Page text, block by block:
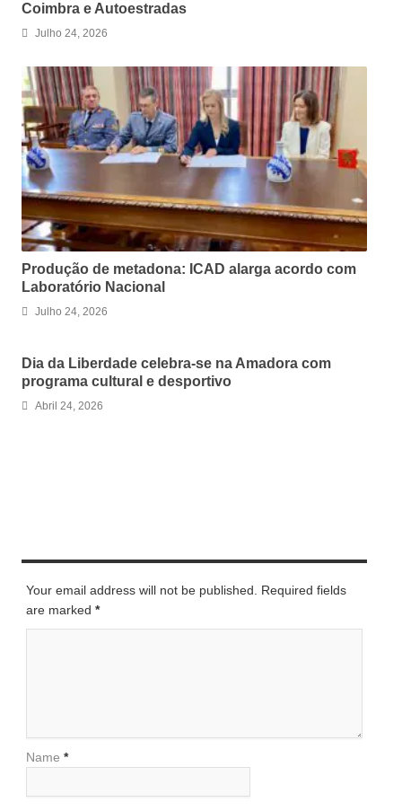
Coimbra e Autoestradas
Julho 24, 2026
Produção de metadona: ICAD alarga acordo com
Laboratório Nacional
Julho 24, 2026
Dia da Liberdade celebra-se na Amadora com
programa cultural e desportivo
Abril 24, 2026
Your email address will not be published. Required fields
are marked *
Name *